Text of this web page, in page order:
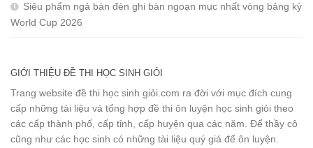
Siêu phẩm ngả bàn đèn ghi bàn ngoạn mục nhất vòng bảng kỳ
World Cup 2026
GIỚI THIỆU ĐỀ THI HỌC SINH GIỎI
Trang website đề thi học sinh giỏi.com ra đời với mục đích cung
cấp những tài liệu và tổng hợp đề thi ôn luyện học sinh giỏi theo
các cấp thành phố, cấp tỉnh, cấp huyện qua các năm. Để thầy cô
cũng như các học sinh có những tài liệu quý giá để ôn luyện.